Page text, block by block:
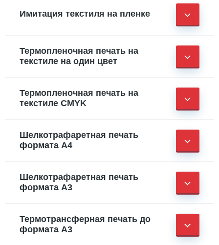
Имитация текстиля на пленке
Термопленочная печать на
текстиле на один цвет
Термопленочная печать на
текстиле CMYK
Шелкотрафаретная печать
формата А4
Шелкотрафаретная печать
формата А3
Термотрансферная печать до
формата А3